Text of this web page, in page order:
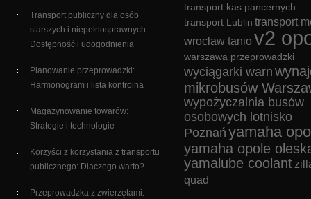
Transport publiczny dla osób
starszych i niepełnosprawnych:
Dostępność i udogodnienia
Planowanie przeprowadzki:
Harmonogram i lista kontrolna
Magazynowanie towarów:
Strategie i technologie
Korzyści z korzystania z transportu
publicznego: Dlaczego warto?
Przeprowadzka z zwierzętami:
transport kas pancernych
transport Lublin transport
wrocław tanio v2
warszawa przeprowadzki
wyciągarki warn
mikrobusów
wypożyczalnia busów
osobowych lotnisko
Poznań yamaha
yamaha opole
yamalube coolant
quad